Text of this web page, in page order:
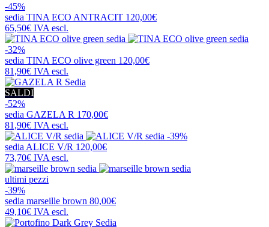
-45%
sedia TINA ECO ANTRACIT 120,00€
65,50€ IVA escl.
-32%
sedia TINA ECO olive green 120,00€
81,90€ IVA escl.
SALDI
-52%
sedia GAZELA R 170,00€
81,90€ IVA escl.
-39%
sedia ALICE V/R 120,00€
73,70€ IVA escl.
ultimi pezzi
-39%
sedia marseille brown 80,00€
49,10€ IVA escl.